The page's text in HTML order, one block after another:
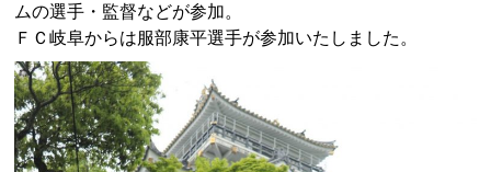
ムの選手・監督などが参加。
ＦＣ岐阜からは服部康平選手が参加いたしました。